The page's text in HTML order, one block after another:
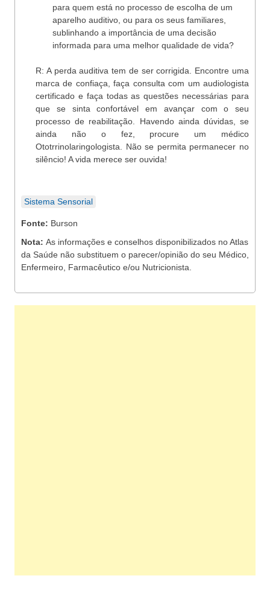
para quem está no processo de escolha de um
aparelho auditivo, ou para os seus familiares,
sublinhando a importância de uma decisão
informada para uma melhor qualidade de vida?
R: A perda auditiva tem de ser corrigida. Encontre uma
marca de confiaça, faça consulta com um audiologista
certificado e faça todas as questões necessárias para
que se sinta confortável em avançar com o seu
processo de reabilitação. Havendo ainda dúvidas, se
ainda não o fez, procure um médico
Ototrrinolaringologista. Não se permita permanecer no
silêncio! A vida merece ser ouvida!
Sistema Sensorial
Fonte: Burson
Nota: As informações e conselhos disponibilizados no Atlas
da Saúde não substituem o parecer/opinião do seu Médico,
Enfermeiro, Farmacêutico e/ou Nutricionista.